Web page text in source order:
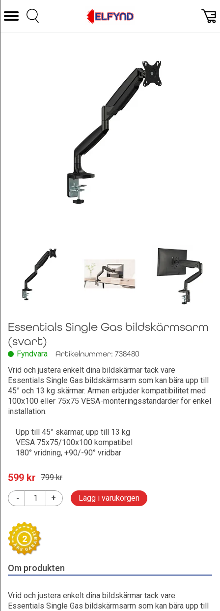
Välj Kategori
Essentials Single Gas bildskärmsarm
(svart)
Fyndvara
Artikelnummer: 738480
Vrid och justera enkelt dina bildskärmar tack vare
Essentials Single Gas bildskärmsarm som kan bära upp till
45” och 13 kg skärmar. Armen erbjuder kompatibilitet med
100x100 eller 75x75 VESA-monteringsstandarder för enkel
installation.
Upp till 45” skärmar, upp till 13 kg
VESA 75x75/100x100 kompatibel
180° vridning, +90/-90° vridbar
599 kr 799 kr
- + Lägg i varukorgen
2
Om produkten
Vrid och justera enkelt dina bildskärmar tack vare
Essentials Single Gas bildskärmsarm som kan bära upp till